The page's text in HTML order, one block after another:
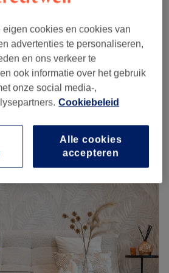
vanaf
bespaar tot 10%
vanaf
bespaar tot 14%
vanaf €63,75
10:00–22:30
10:00–22:30
10:00– 22:30
10:00–
22:30
10:00
23:00
10:00–23:00
cookies en cookies van
advertenties te personaliseren,
en ons verkeer te
ook informatie over het gebruik
onze social media-,
Cookiebeleid
Alle cookies
accepteren